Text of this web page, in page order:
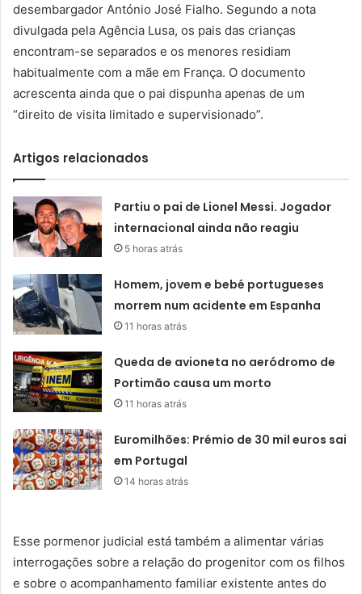
desembargador António José Fialho. Segundo a nota
divulgada pela Agência Lusa, os pais das crianças
encontram-se separados e os menores residiam
habitualmente com a mãe em França. O documento
acrescenta ainda que o pai dispunha apenas de um
“direito de visita limitado e supervisionado”.
Artigos relacionados
Partiu o pai de Lionel Messi. Jogador
internacional ainda não reagiu
5 horas atrás
Homem, jovem e bebé portugueses
morrem num acidente em Espanha
11 horas atrás
Queda de avioneta no aeródromo de
Portimão causa um morto
11 horas atrás
Euromilhões: Prémio de 30 mil euros sai
em Portugal
14 horas atrás
Esse pormenor judicial está também a alimentar várias
interrogações sobre a relação do progenitor com os filhos
e sobre o acompanhamento familiar existente antes do